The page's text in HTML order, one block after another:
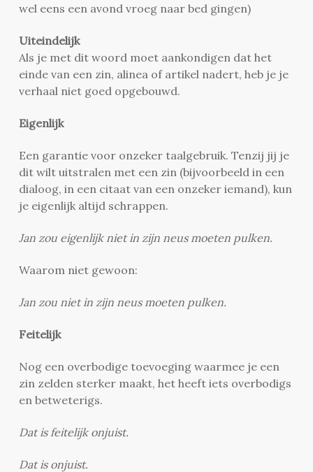
wel eens een avond vroeg naar bed gingen)
Uiteindelijk
Als je met dit woord moet aankondigen dat het
einde van een zin, alinea of artikel nadert, heb je je
verhaal niet goed opgebouwd.
Eigenlijk
Een garantie voor onzeker taalgebruik. Tenzij jij je
dit wilt uitstralen met een zin (bijvoorbeeld in een
dialoog, in een citaat van een onzeker iemand), kun
je eigenlijk altijd schrappen.
Jan zou eigenlijk niet in zijn neus moeten pulken.
Waarom niet gewoon:
Jan zou niet in zijn neus moeten pulken.
Feitelijk
Nog een overbodige toevoeging waarmee je een
zin zelden sterker maakt, het heeft iets overbodigs
en betweterigs.
Dat is feitelijk onjuist.
Dat is onjuist.